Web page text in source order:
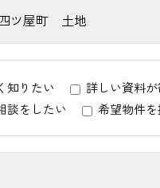
知りたい 詳しい資料が
談をしたい
希望物件